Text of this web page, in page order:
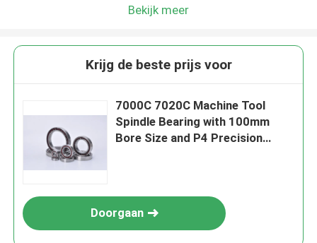
Bekijk meer
Krijg de beste prijs voor
7000C 7020C Machine Tool
Spindle Bearing with 100mm
Bore Size and P4 Precision
Doorgaan